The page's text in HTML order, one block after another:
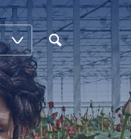
Search